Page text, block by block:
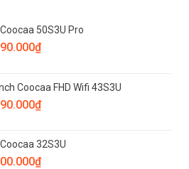
50S3U Pro
₫
Coocaa FHD Wifi 43S3U
₫
32S3U
₫